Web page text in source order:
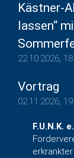
Kästner-
lassen“
22.10.2026,
Vortrag
02.11.2026,
F.U.N.K.